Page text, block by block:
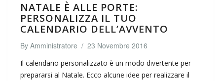
NATALE È ALLE PORTE:
PERSONALIZZA IL TUO
CALENDARIO DELL’AVVENTO
By Amministratore / 23 Novembre 2016
Il calendario personalizzato è un modo divertente per
prepararsi al Natale. Ecco alcune idee per realizzare il